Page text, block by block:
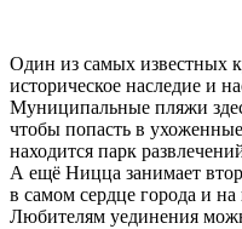
Один из самых известных
историческое наследие и
Муниципальные пляжи
чтобы попасть в
находится парк
А ещё Ницца занимает
в самом сердце города и
Любителям уединения